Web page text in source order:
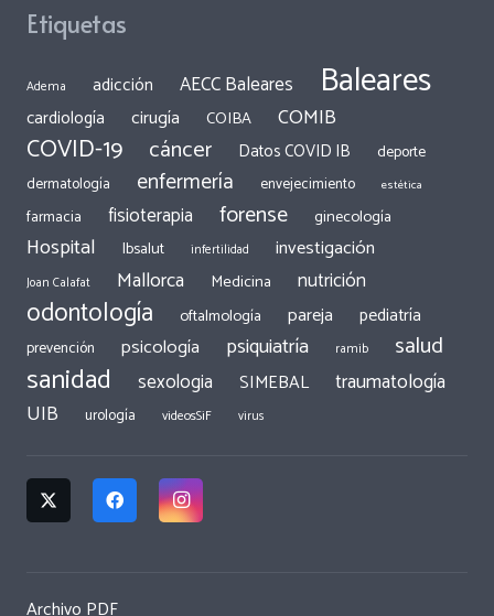
Etiquetas
Adema adicción AECC Baleares Baleares
cardiología cirugía COIBA COMIB
COVID-19 cáncer Datos COVID IB
deporte
dermatología
enfermería envejecimiento estética
farmacia fisioterapia forense ginecología
Hospital Ibsalut infertilidad investigación
Joan Calafat Mallorca Medicina nutrición
odontología oftalmología pareja pediatría
prevención psicología psiquiatría ramib salud
sanidad sexologia SIMEBAL traumatología
UIB urología videosSiF virus